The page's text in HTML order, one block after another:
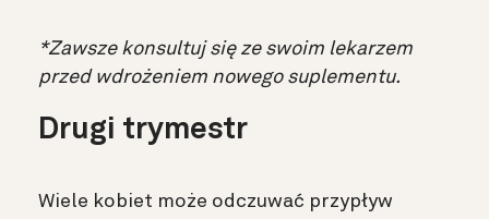
*Zawsze konsultuj się ze swoim lekarzem
przed wdrożeniem nowego suplementu.
Drugi trymestr
Wiele kobiet może odczuwać przypływ